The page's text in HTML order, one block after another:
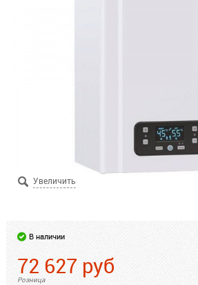
В наличии
72 627 руб
Розница